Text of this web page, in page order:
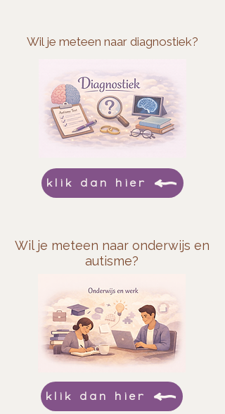
Wil je meteen naar diagnostiek?
klik dan hier
Wil je meteen naar onderwijs en
autisme?
klik dan hier